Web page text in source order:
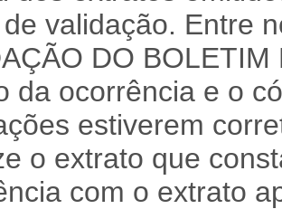
validação. Entre
DO
da ocorrência e o
estiverem
o extrato que
com o extrato